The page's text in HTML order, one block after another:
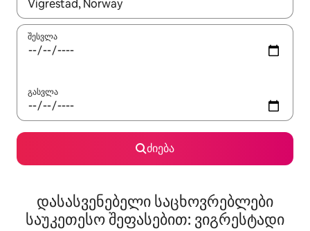
შესვლა
გასვლა
ძიება
დასასვენებელი საცხოვრებლები
საუკეთესო შეფასებით: ვიგრესტადი